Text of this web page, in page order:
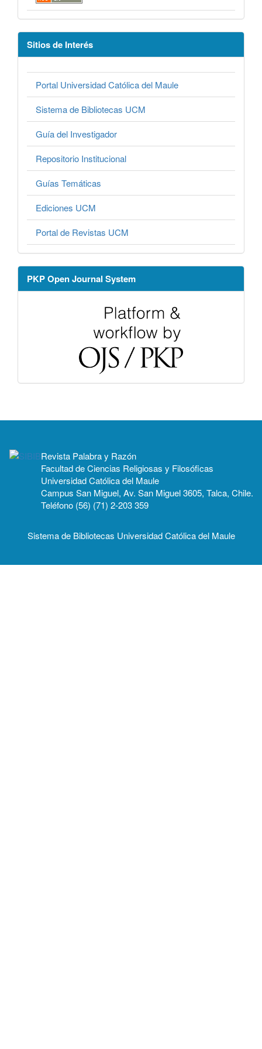
Sitios de Interés
Portal Universidad Católica del Maule
Sistema de Bibliotecas UCM
Guía del Investigador
Repositorio Institucional
Guías Temáticas
Ediciones UCM
Portal de Revistas UCM
PKP Open Journal System
Revista Palabra y Razón
Facultad de Ciencias Religiosas y Filosóficas
Universidad Católica del Maule
Campus San Miguel, Av. San Miguel 3605, Talca, Chile.
Teléfono (56) (71) 2-203 359
Sistema de Bibliotecas Universidad Católica del Maule